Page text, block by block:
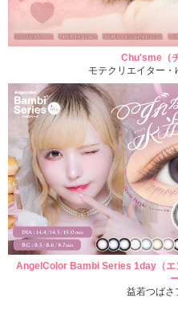
Chu'sme（
モテクリエイター
AngelColor Bambi Series 1day（エ
益若つばさ